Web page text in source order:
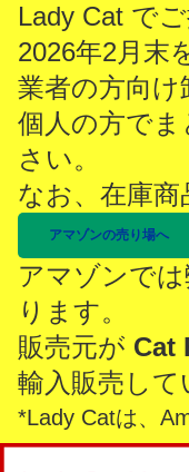
Lady Cat で
2026年2月末
業者の方向
個人の方で
さい。
なお、在庫
アマゾンの売り場へ
アマゾンで
ります。
販売元が Cat
輸入販売して
*Lady Catは、